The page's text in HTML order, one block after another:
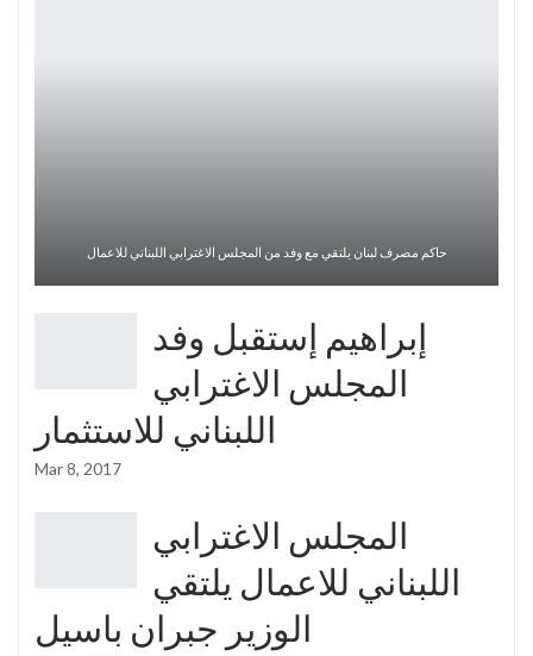
حاكم مصرف لبنان يلتقي مع وفد من المجلس الاغترابي اللبناني للاعمال
إبراهيم إستقبل وفد
المجلس الاغترابي
اللبناني للاستثمار
Mar 8, 2017
المجلس الاغترابي
اللبناني للاعمال يلتقي
الوزير جبران باسيل